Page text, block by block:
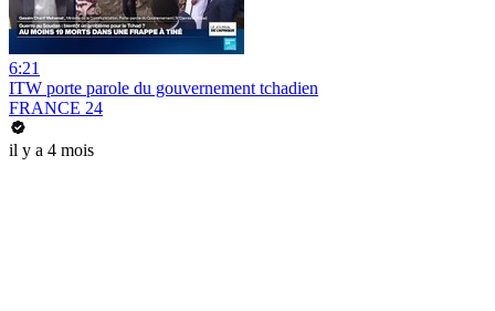
6:21
ITW porte parole du gouvernement tchadien
FRANCE 24
il y a 4 mois